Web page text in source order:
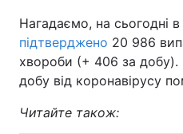
Нагадаємо, на сьогодні в
підтверджено 20 986
хвороби (+ 406 за добу).
добу від коронавірусу
Читайте також: